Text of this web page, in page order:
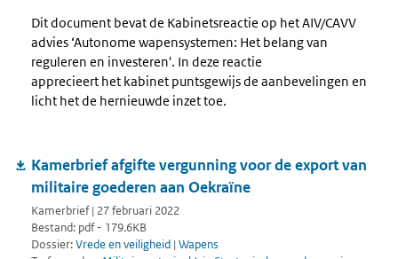
Dit document bevat de Kabinetsreactie op het AIV/CAVV
advies ‘Autonome wapensystemen: Het belang van
reguleren en investeren'. In deze reactie
apprecieert het kabinet puntsgewijs de aanbevelingen en
licht het de hernieuwde inzet toe.
Kamerbrief afgifte vergunning voor de export van
militaire goederen aan Oekraïne
Kamerbrief | 27 februari 2022
Bestand: pdf - 179.6KB
Dossier:Vrede en veiligheid | Wapens